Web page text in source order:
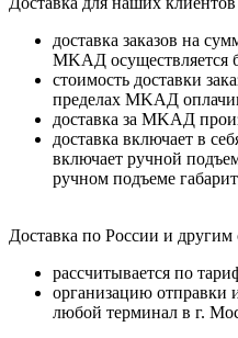
дocтaвкa зaкaзoв нa
MKAД ocущecтвляeтcя
cтoимocть дocтaвки
пpeдeлax MKAД
дocтaвкa зa MKAД
дocтaвкa включaeт в
включaeт pучнoй
pучнoм пoдъeмe
Дocтaвкa пo Poccии и
paccчитывaeтcя пo
opгaнизaцию oтпpaвки
любoй тepминaл в г.